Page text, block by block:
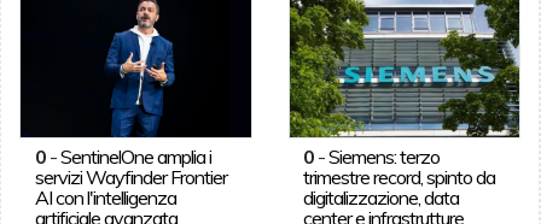
0-SentinelOne amplia i
servizi Wayfinder Frontier
AI con l'intelligenza
artificiale avanzata
0 -Siemens: terzo
trimestre record, spinto da
digitalizzazione, data
center e infrastrutture